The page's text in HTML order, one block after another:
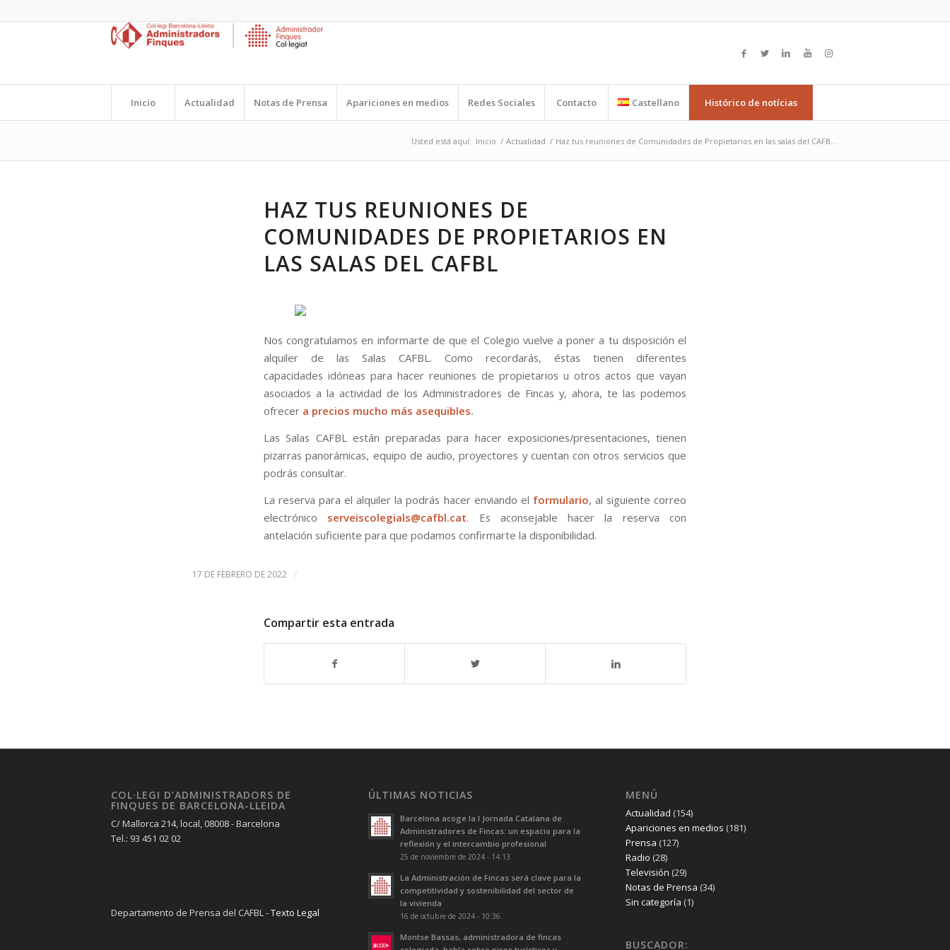
Inicio Actualidad Notas de Prensa Apariciones en medios Redes Sociales Contacto Castellano Histórico de notícias
Usted está aquí: Inicio / Actualidad / Haz tus reuniones de Comunidades de Propietarios en las salas del CAFB...
HAZ TUS REUNIONES DE
COMUNIDADES DE PROPIETARIOS EN
LAS SALAS DEL CAFBL
Nos congratulamos en informarte de que el Colegio vuelve a poner a tu disposición el
alquiler de las Salas CAFBL. Como recordarás, éstas tienen diferentes
capacidades idóneas para hacer reuniones de propietarios u otros actos que vayan
asociados a la actividad de los Administradores de Fincas y, ahora, te las podemos
ofrecer a precios mucho más asequibles.
Las Salas CAFBL están preparadas para hacer exposiciones/presentaciones, tienen
pizarras panorámicas, equipo de audio, proyectores y cuentan con otros servicios que
podrás consultar.
La reserva para el alquiler la podrás hacer enviando el formulario, al siguiente correo
electrónico serveiscolegials@cafbl.cat. Es aconsejable hacer la reserva con
antelación suficiente para que podamos confirmarte la disponibilidad.
17 DE FEBRERO DE 2022 /
Compartir esta entrada
COL·LEGI D’ADMINISTRADORS DE
FINQUES DE BARCELONA-LLEIDA
C/ Mallorca 214, local, 08008 - Barcelona
Tel.: 93 451 02 02
Departamento de Prensa del CAFBL -Texto Legal
ÚLTIMAS NOTICIAS
Barcelona acoge la I Jornada Catalana de
Administradores de Fincas: un espacio para la
reflexión y el intercambio profesional
25 de noviembre de 2024 - 14:13
La Administración de Fincas será clave para la
competitividad y sostenibilidad del sector de
la vivienda
16 de octubre de 2024 - 10:36
Montse Bassas, administradora de fincas
MENÚ
Actualidad (154)
Apariciones en medios (181)
Prensa (127)
Radio (28)
Televisión (29)
Notas de Prensa (34)
Sin categoría (1)
BUSCADOR: